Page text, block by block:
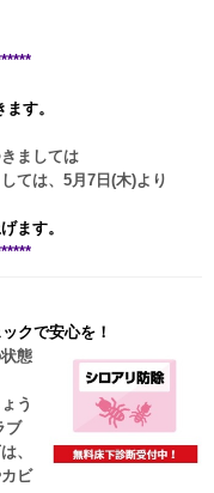
す。
きましては
ては、5月7日(木)より
ます。
クで安心を！
態
う
ブ
、
ビ